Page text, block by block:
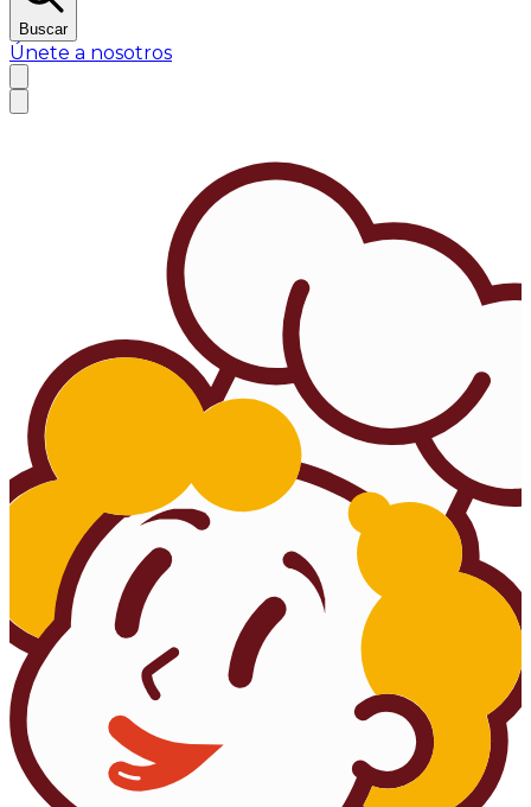
Buscar
Únete a nosotros